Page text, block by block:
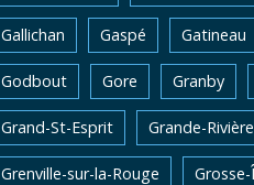
Gallichan Gaspé Gatineau
Godbout Gore Granby
Grand-St-Esprit Grande-Rivière
Grenville-sur-la-Rouge Grosse-